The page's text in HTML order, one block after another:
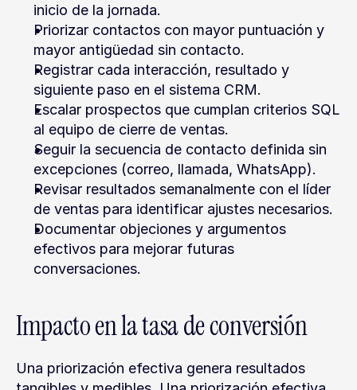
inicio de la jornada.
Priorizar contactos con mayor puntuación y
mayor antigüedad sin contacto.
Registrar cada interacción, resultado y
siguiente paso en el sistema CRM.
Escalar prospectos que cumplan criterios SQL
al equipo de cierre de ventas.
Seguir la secuencia de contacto definida sin
excepciones (correo, llamada, WhatsApp).
Revisar resultados semanalmente con el líder
de ventas para identificar ajustes necesarios.
Documentar objeciones y argumentos
efectivos para mejorar futuras
conversaciones.
Impacto en la tasa de conversión
Una priorización efectiva genera resultados